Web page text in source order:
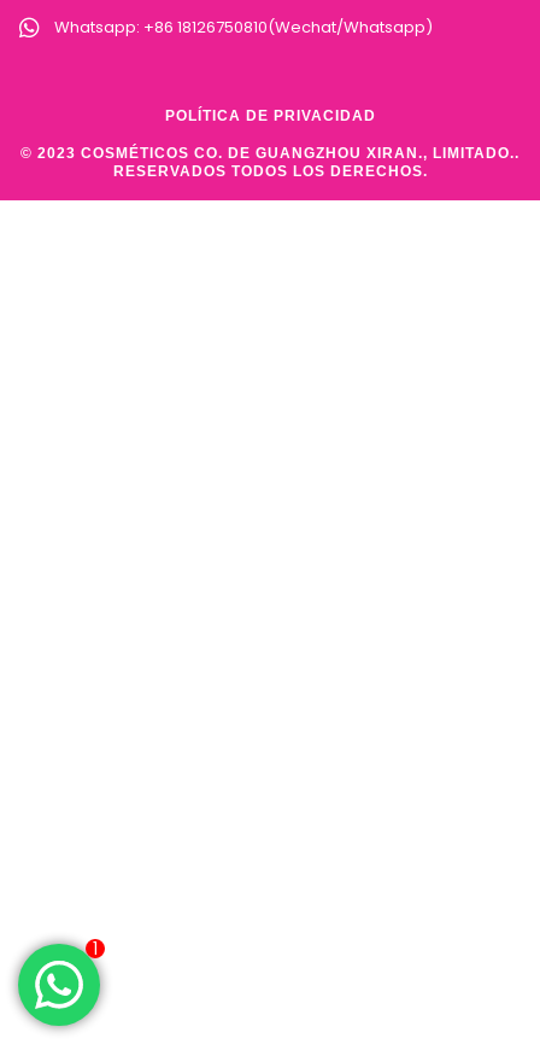
Whatsapp: +86 18126750810(Wechat/Whatsapp)
© 2023 COSMÉTICOS CO. DE GUANGZHOU XIRAN., LIMITADO..
RESERVADOS TODOS LOS DERECHOS.
POLÍTICA DE PRIVACIDAD